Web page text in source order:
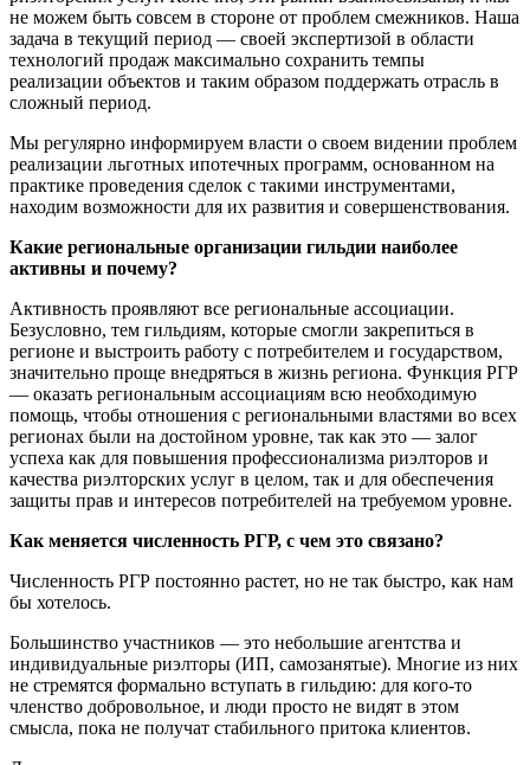
не можем быть совсем в стороне от проблем смежников. Наша
задача в текущий период — своей экспертизой в области
технологий продаж максимально сохранить темпы
реализации объектов и таким образом поддержать отрасль в
сложный период.
Мы регулярно информируем власти о своем видении проблем
реализации льготных ипотечных программ, основанном на
практике проведения сделок с такими инструментами,
находим возможности для их развития и совершенствования.
Какие региональные организации гильдии наиболее
активны и почему?
Активность проявляют все региональные ассоциации.
Безусловно, тем гильдиям, которые смогли закрепиться в
регионе и выстроить работу с потребителем и государством,
значительно проще внедряться в жизнь региона. Функция РГР
— оказать региональным ассоциациям всю необходимую
помощь, чтобы отношения с региональными властями во всех
регионах были на достойном уровне, так как это — залог
успеха как для повышения профессионализма риэлторов и
качества риэлторских услуг в целом, так и для обеспечения
защиты прав и интересов потребителей на требуемом уровне.
Как меняется численность РГР, с чем это связано?
Численность РГР постоянно растет, но не так быстро, как нам
бы хотелось.
Большинство участников — это небольшие агентства и
индивидуальные риэлторы (ИП, самозанятые). Многие из них
не стремятся формально вступать в гильдию: для кого-то
членство добровольное, и люди просто не видят в этом
смысла, пока не получат стабильного притока клиентов.